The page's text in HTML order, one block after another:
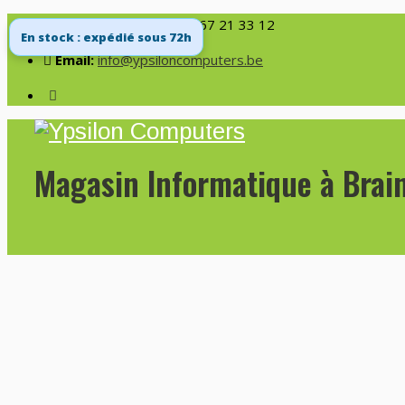
Service et Conseils :067 21 33 12
Email:info@ypsiloncomputers.be
Magasin Informatique à
En stock : expédié sous 72h